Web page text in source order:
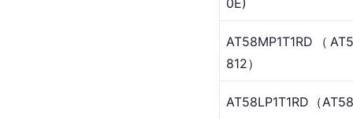
0E)
AT58MP1T1RD（AT5
812）
AT58LP1T1RD（AT58